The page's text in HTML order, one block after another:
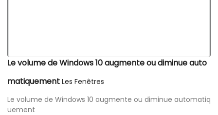
Le volume de Windows 10 augmente ou diminue auto
matiquement Les Fenêtres
Le volume de Windows 10 augmente ou diminue automatiq
uement